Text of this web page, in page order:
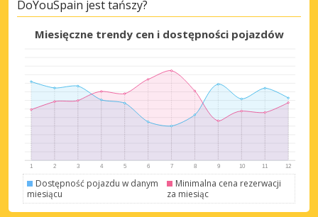
DoYouSpain jest tańszy?
Miesięczne trendy cen i dostępności pojazdów
Dostępność pojazdu w danym
miesiącu
Minimalna cena rezerwacji
za miesiąc